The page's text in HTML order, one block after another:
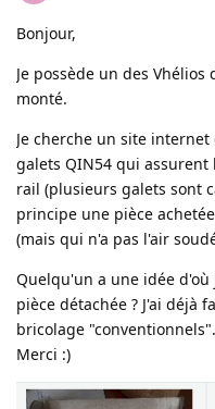
Bonjour,
Je possède un des
monté.
Je cherche un site
galets QIN54 qui assurent
rail (plusieurs galets sont
principe une pièce
(mais qui n'a pas l'air
Quelqu'un a une idée
pièce détachée ? J'ai déjà
bricolage "conventionnels".
Merci :)